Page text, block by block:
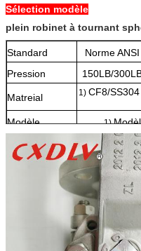
Sélection modèle
plein robinet à tournant
Standard Norme ANSI
Pression
150LB/
Matreial 1) CF8/
Modèle
1)